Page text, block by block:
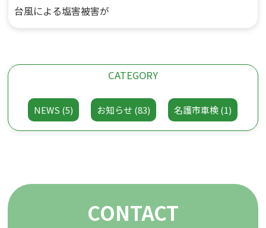
台風による塩害被害が
CATEGORY
NEWS (5) お知らせ (83) 名護市車検 (1)
CONTACT